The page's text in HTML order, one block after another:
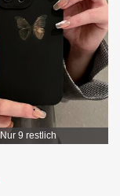
Nur 9 restlich